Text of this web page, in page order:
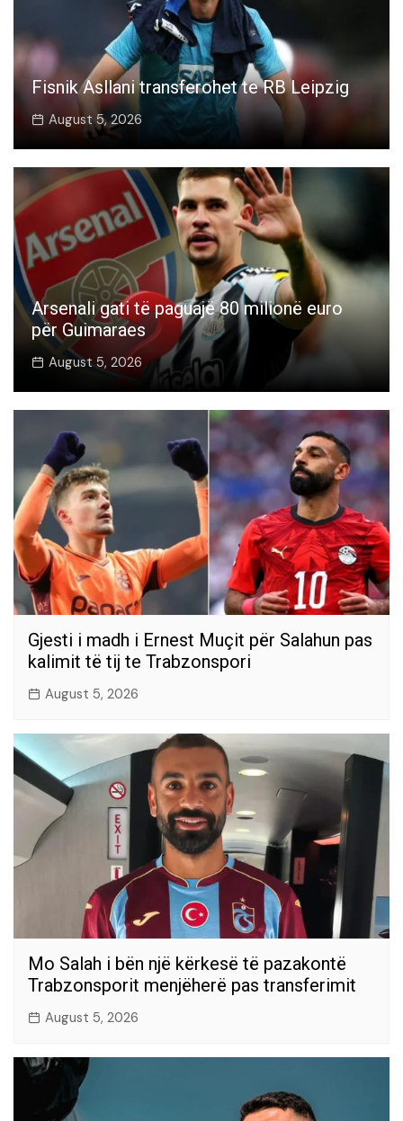
Fisnik Asllani transferohet te RB Leipzig
August 5, 2026
Arsenali gati të paguajë 80 milionë euro
për Guimaraes
August 5, 2026
Gjesti i madh i Ernest Muçit për Salahun pas
kalimit të tij te Trabzonspori
August 5, 2026
Mo Salah i bën një kërkesë të pazakontë
Trabzonsporit menjëherë pas transferimit
August 5, 2026